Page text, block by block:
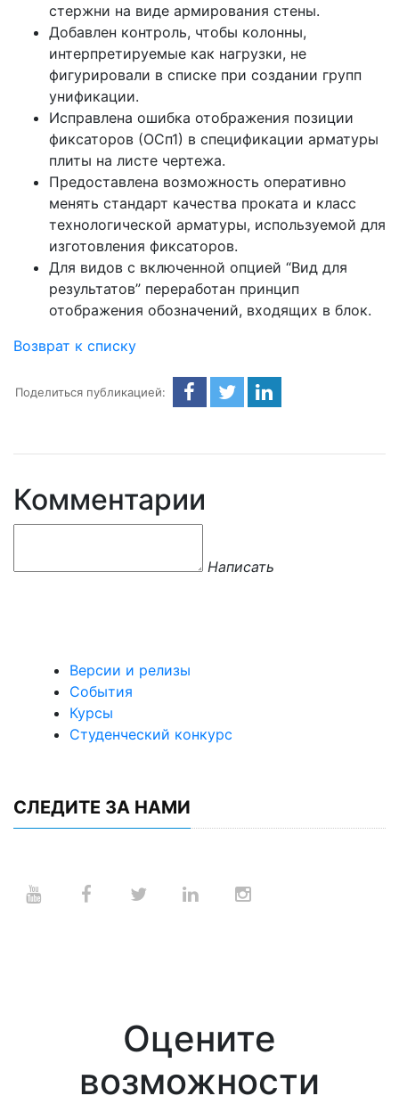
стержни на виде армирования стены.
Добавлен контроль, чтобы колонны,
интерпретируемые как нагрузки, не
фигурировали в списке при создании групп
унификации.
Исправлена ошибка отображения позиции
фиксаторов (ОСп1) в спецификации арматуры
плиты на листе чертежа.
Предоставлена возможность оперативно
менять стандарт качества проката и класс
технологической арматуры, используемой для
изготовления фиксаторов.
Для видов с включенной опцией “Вид для
результатов” переработан принцип
отображения обозначений, входящих в блок.
Возврат к списку
Поделиться публикацией:
Комментарии
Написать
Версии и релизы
События
Курсы
Студенческий конкурс
СЛЕДИТЕ ЗА НАМИ
Оцените
возможности